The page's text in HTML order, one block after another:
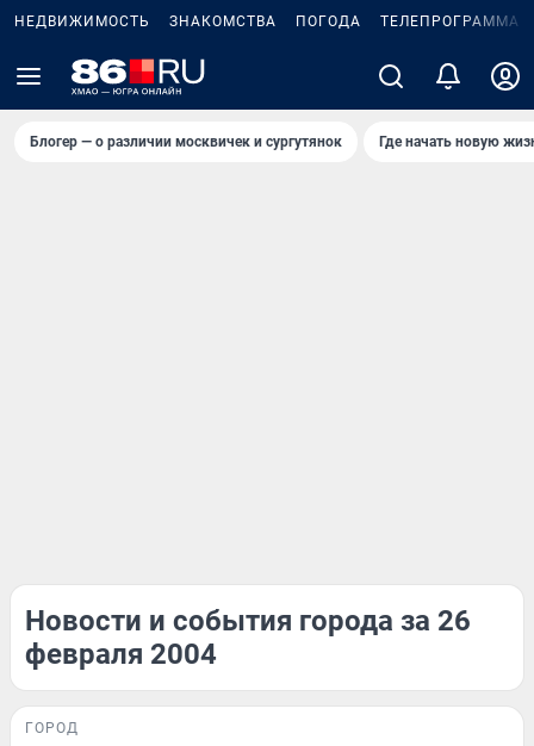
НЕДВИЖИМОСТЬ ЗНАКОМСТВА ПОГОДА ТЕЛЕПРОГРАММА
Блогер — о различии москвичек и сургутянок Где начать новую
Новости и события города за 26
февраля 2004
ГОРОД